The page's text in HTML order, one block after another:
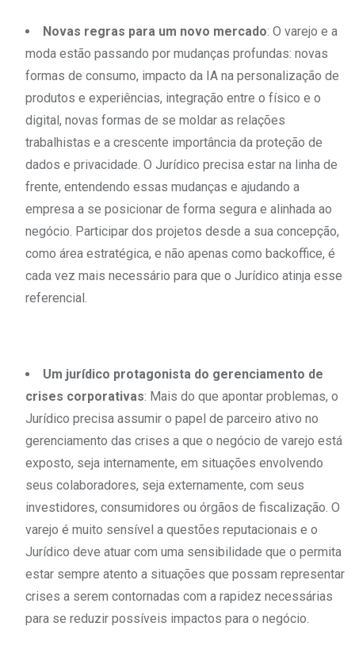
Novas regras para um novo mercado: O varejo e a
moda estão passando por mudanças profundas: novas
formas de consumo, impacto da IA na personalização de
produtos e experiências, integração entre o físico e o
digital, novas formas de se moldar as relações
trabalhistas e a crescente importância da proteção de
dados e privacidade. O Jurídico precisa estar na linha de
frente, entendendo essas mudanças e ajudando a
empresa a se posicionar de forma segura e alinhada ao
negócio. Participar dos projetos desde a sua concepção,
como área estratégica, e não apenas como backoffice, é
cada vez mais necessário para que o Jurídico atinja esse
referencial.
Um jurídico protagonista do gerenciamento de
crises corporativas: Mais do que apontar problemas, o
Jurídico precisa assumir o papel de parceiro ativo no
gerenciamento das crises a que o negócio de varejo está
exposto, seja internamente, em situações envolvendo
seus colaboradores, seja externamente, com seus
investidores, consumidores ou órgãos de fiscalização. O
varejo é muito sensível a questões reputacionais e o
Jurídico deve atuar com uma sensibilidade que o permita
estar sempre atento a situações que possam representar
crises a serem contornadas com a rapidez necessárias
para se reduzir possíveis impactos para o negócio.